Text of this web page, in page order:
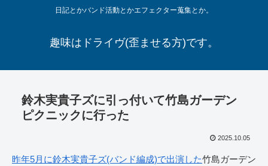
日記とかバンド活動とかエフェクター蒐集とか。
趣味はドライヴ(歪ませる方)です。
鈴木実貴子ズに引っ付いて竹島ガーデン
ピクニックに行った
2025.10.05
昨年5月に鈴木実貴子ズ(バンド編成)で出演した竹島ガーデン